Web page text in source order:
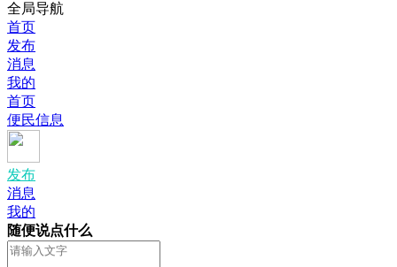
全局导航
首页
发布
消息
我的
首页
便民信息
发布
消息
我的
随便说点什么